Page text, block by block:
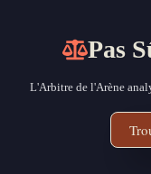
Pas
L'Arbitre de l'Arène